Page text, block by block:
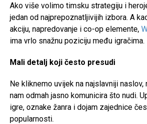
Ako više volimo timsku strategiju i
jedan od najprepoznatljivijih izbora. A
akciju, napredovanje i co-op elemente,
ima vrlo snažnu poziciju među igračima.
Mali detalj koji često presudi
Ne kliknemo uvijek na najslavniji naslov,
nam odmah jasno komunicira što nudi.
igre, oznake žanra i dojam zajednice
popularnosti.